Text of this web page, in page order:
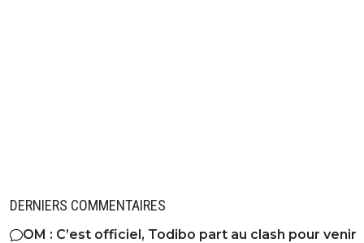
DERNIERS COMMENTAIRES
OM : C’est officiel, Todibo part au clash pour venir